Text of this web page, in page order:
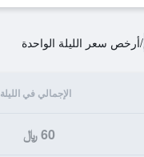
/أرخص سعر الليلة الواحدة
الإجمالي في الليلة
60 ﷼